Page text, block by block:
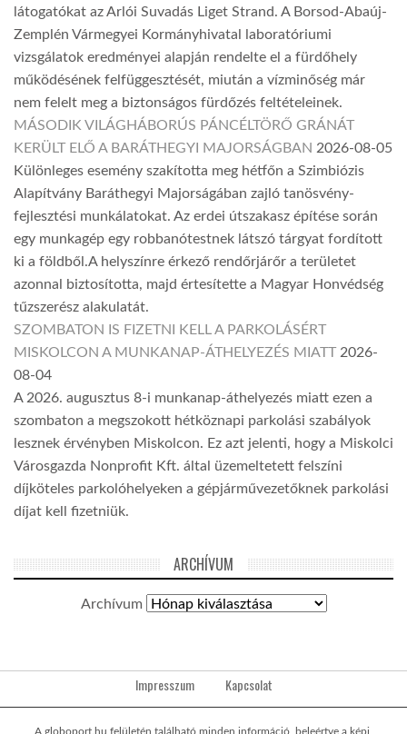
látogatókat az Arlói Suvadás Liget Strand. A Borsod-Abaúj-
Zemplén Vármegyei Kormányhivatal laboratóriumi
vizsgálatok eredményei alapján rendelte el a fürdőhely
működésének felfüggesztését, miután a vízminőség már
nem felelt meg a biztonságos fürdőzés feltételeinek.
MÁSODIK VILÁGHÁBORÚS PÁNCÉLTÖRŐ GRÁNÁT
KERÜLT ELŐ A BARÁTHEGYI MAJORSÁGBAN 2026-08-05
Különleges esemény szakította meg hétfőn a Szimbiózis
Alapítvány Baráthegyi Majorságában zajló tanösvény-
fejlesztési munkálatokat. Az erdei útszakasz építése során
egy munkagép egy robbanótestnek látszó tárgyat fordított
ki a földből.A helyszínre érkező rendőrjárőr a területet
azonnal biztosította, majd értesítette a Magyar Honvédség
tűzszerész alakulatát.
SZOMBATON IS FIZETNI KELL A PARKOLÁSÉRT
MISKOLCON A MUNKANAP-ÁTHELYEZÉS MIATT 2026-
08-04
A 2026. augusztus 8-i munkanap-áthelyezés miatt ezen a
szombaton a megszokott hétköznapi parkolási szabályok
lesznek érvényben Miskolcon. Ez azt jelenti, hogy a Miskolci
Városgazda Nonprofit Kft. által üzemeltetett felszíni
díjköteles parkolóhelyeken a gépjárművezetőknek parkolási
díjat kell fizetniük.
ARCHÍVUM
Archívum
Impresszum Kapcsolat
A globoport.hu felületén található minden információ, beleértve a képi,